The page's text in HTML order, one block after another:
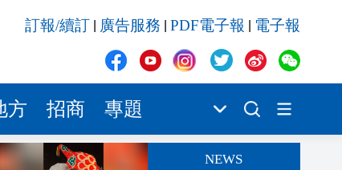
訂報/續訂 廣告服務 PDF電子報 電子報
方 招商 專題
NEWS